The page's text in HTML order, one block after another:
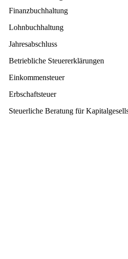
Finanzbuchhaltung
Lohnbuchhaltung
Jahresabschluss
Betriebliche Steuererklärungen
Einkommensteuer
Erbschaftsteuer
Steuerliche Beratung für